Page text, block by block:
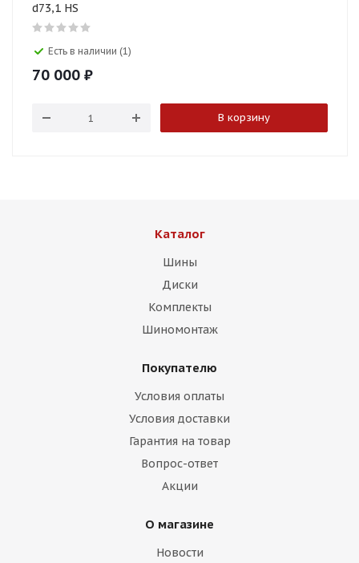
d73,1 HS
Есть в наличии (1)
70 000 ₽
В корзину
Каталог
Шины
Диски
Комплекты
Шиномонтаж
Покупателю
Условия оплаты
Условия доставки
Гарантия на товар
Вопрос-ответ
Акции
О магазине
Новости